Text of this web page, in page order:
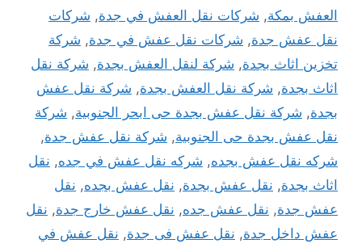
العفش بمكة, شركات نقل العفش في جدة, شركات
نقل عفش جدة, شركات نقل عفش في جدة, شركة
تخزين اثاث بجدة, شركة لنقل العفش بجدة, شركة نقل
اثاث بجدة, شركة نقل العفش بجدة, شركة نقل عفش
بجدة, شركة نقل عفش بجدة حى ابحر الجنوبية, شركة
نقل عفش بجدة حى الجنوبية, شركة نقل عفش جدة,
شركه نقل عفش بجده, شركه نقل عفش في جده, نقل
اثاث بجدة, نقل عفش بجدة, نقل عفش بجده, نقل
عفش جدة, نقل عفش جده, نقل عفش خارج جدة, نقل
عفش داخل جدة, نقل عفش فى جدة, نقل عفش في